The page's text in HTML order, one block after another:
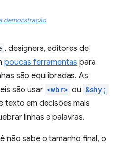
demonstração
, designers, editores de
poucas ferramentas para
são equilibradas. As
são usar <wbr> ou &shy;
texto em decisões mais
linhas e palavras.
não sabe o tamanho final, o